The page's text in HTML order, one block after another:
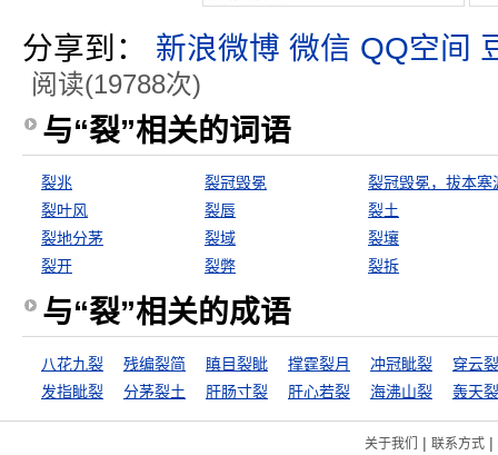
分享到： 新浪微博 微信 QQ空间
阅读(19788次)
与“裂”相关的词语
裂兆 裂冠毁冕
裂冠毁冕，拔本塞
裂叶风
裂唇
裂土
裂地分茅
裂域
裂壤
裂开
裂弊 裂拆
与“裂”相关的成语
八花九裂 残编裂简 瞋目裂眦 撑霆裂月 冲冠眦裂
穿云
发指眦裂
分茅裂土 肝肠寸裂 肝心若裂 海沸山裂 轰天
关于我们 | 联系方式|